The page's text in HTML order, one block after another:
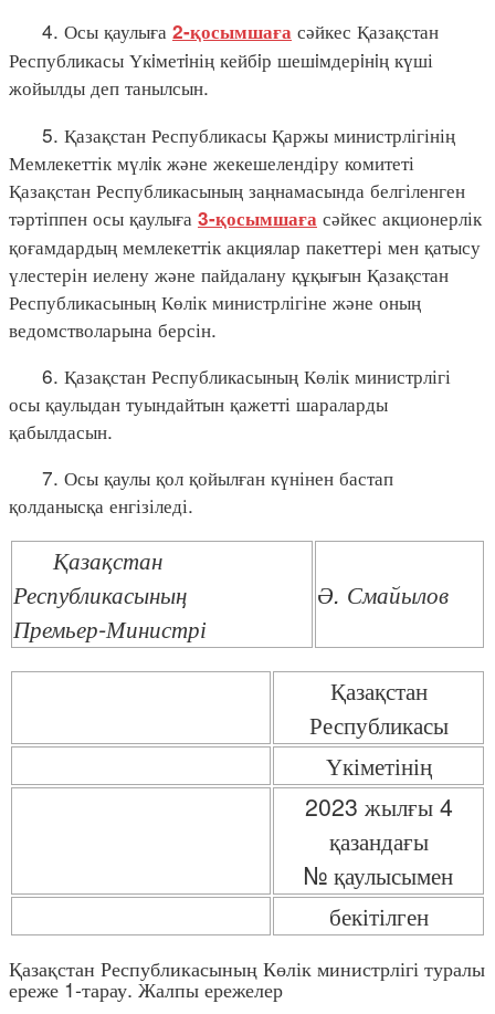
4. Осы қаулыға 2-қосымшаға сәйкес Қазақстан
Республикасы Үкiметiнің кейбiр шешiмдерiнiң күші
жойылды деп танылсын.
5. Қазақстан Республикасы Қаржы министрлігінің
Мемлекеттік мүлiк және жекешелендіру комитеті
Қазақстан Республикасының заңнамасында белгіленген
тәртіппен осы қаулыға 3-қосымшаға сәйкес акционерлік
қоғамдардың мемлекеттік акциялар пакеттері мен қатысу
үлестерін иелену және пайдалану құқығын Қазақстан
Республикасының Көлік министрлігіне және оның
ведомстволарына берсін.
6. Қазақстан Республикасының Көлік министрлігі
осы қаулыдан туындайтын қажетті шараларды
қабылдасын.
7. Осы қаулы қол қойылған күнінен бастап
қолданысқа енгізіледі.
Қазақстан
Республикасының
Премьер-Министрі
Ә. Смайылов
Қазақстан
Республикасы
Үкіметінің
2023 жылғы 4
қазандағы
№ қаулысымен
бекітілген
Қазақстан Республикасының Көлік министрлігі туралы
ереже 1-тарау. Жалпы ережелер